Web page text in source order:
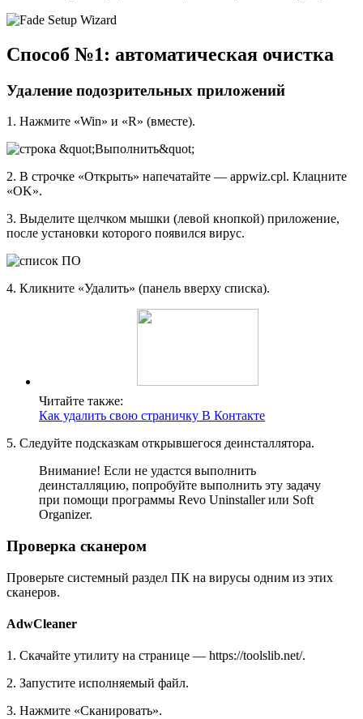
Способ №1: автоматическая очистка
Удаление подозрительных приложений
1. Нажмите «Win» и «R» (вместе).
2. В строчке «Открыть» напечатайте — appwiz.cpl. Клацните
«OK».
3. Выделите щелчком мышки (левой кнопкой) приложение,
после установки которого появился вирус.
4. Кликните «Удалить» (панель вверху списка).
Читайте также:
Как удалить свою страничку В Контакте
5. Следуйте подсказкам открывшегося деинсталлятора.
Внимание! Если не удастся выполнить
деинсталляцию, попробуйте выполнить эту задачу
при помощи программы Revo Uninstaller или Soft
Organizer.
Проверка сканером
Проверьте системный раздел ПК на вирусы одним из этих
сканеров.
AdwCleaner
1. Скачайте утилиту на странице — https://toolslib.net/.
2. Запустите исполняемый файл.
3. Нажмите «Сканировать».